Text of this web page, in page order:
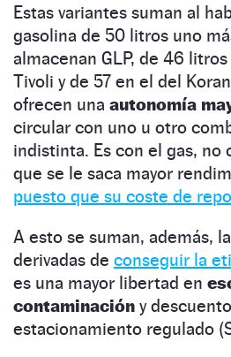
Estas variantes suman al
gasolina de 50 litros uno
almacenan GLP, de 46
Tivoli y de 57 en el del
ofrecen una autonomía
circular con uno u otro
indistinta. Es con el gas, no
que se le saca mayor
puesto que su coste de
A esto se suman, además,
derivadas de conseguir la
es una mayor libertad en
contaminación y
estacionamiento regulado